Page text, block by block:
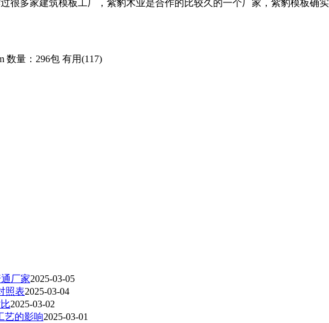
很多家建筑模板工厂，紫豹木业是合作的比较久的一个厂家，紫豹模板确
数量：296包 有用(117)
厂家2025-03-05
照表2025-03-04
2025-03-02
艺的影响2025-03-01